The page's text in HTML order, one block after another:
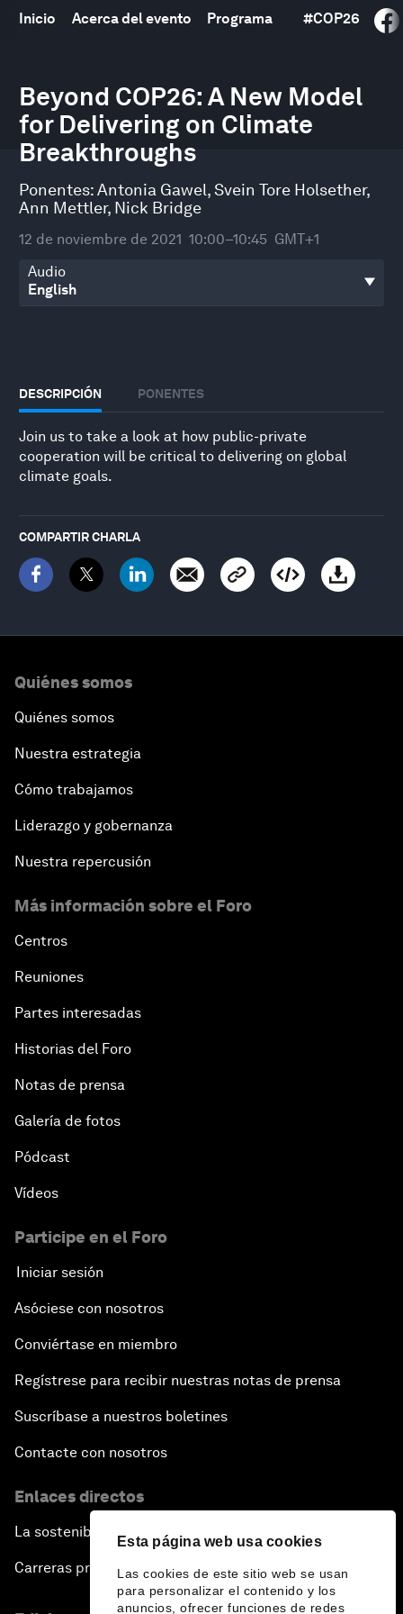
Esta página web usa cookies
Las cookies de este sitio web se usan
para personalizar el contenido y los
anuncios, ofrecer funciones de redes
Inicio Acerca del evento Programa #COP26
Beyond COP26: A New Model
for Delivering on Climate
Breakthroughs
Ponentes:Antonia Gawel,Svein Tore Holsether,
Ann Mettler, Nick Bridge
12 de noviembre de 2021 10:00–10:45 GMT+1
Audio
DESCRIPCIÓN PONENTES
Join us to take a look at how public-private
cooperation will be critical to delivering on global
climate goals.
COMPARTIR CHARLA
seconds
of
46
minutes,
18
seconds
Quiénes somos
Quiénes somos
Nuestra estrategia
Cómo trabajamos
Liderazgo y gobernanza
Nuestra repercusión
Más información sobre el Foro
Centros
Reuniones
Partes interesadas
Historias del Foro
Notas de prensa
Galería de fotos
Pódcast
Vídeos
Participe en el Foro
Iniciar sesión
Asóciese con nosotros
Conviértase en miembro
Regístrese para recibir nuestras notas de prensa
Suscríbase a nuestros boletines
Contacte con nosotros
Enlaces directos
La sostenibilidad en el Foro
Carreras profesionales